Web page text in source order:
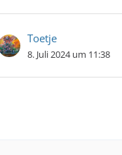
Toetje
8. Juli 2024 um 11:38